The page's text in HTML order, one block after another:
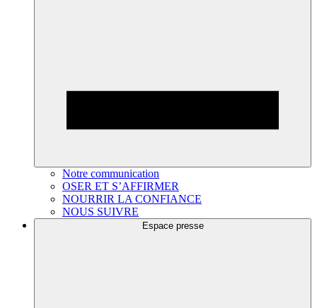
Notre communication
OSER ET S’AFFIRMER
NOURRIR LA CONFIANCE
NOUS SUIVRE
Espace presse